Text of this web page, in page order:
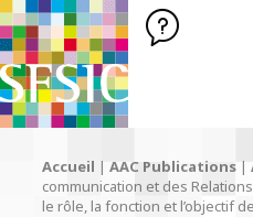
SFSIC Société Française des
Société
de
Accueil | AAC Publications |
communication et des
le rôle, la fonction et l’objectif